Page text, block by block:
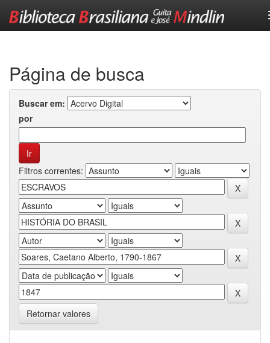
Página de busca
Buscar em:
por
Filtros correntes:
Retornar valores